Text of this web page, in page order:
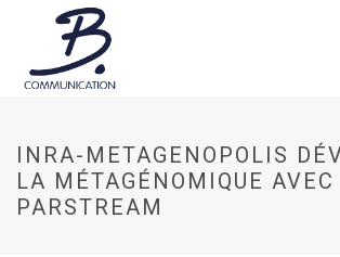
INRA-METAGENOPOLIS
LA MÉTAGÉNOMIQUE AVEC
PARSTREAM